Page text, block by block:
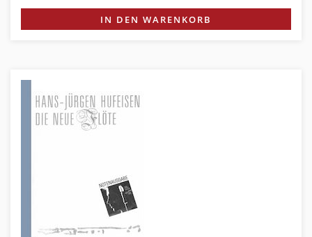
IN DEN WARENKORB